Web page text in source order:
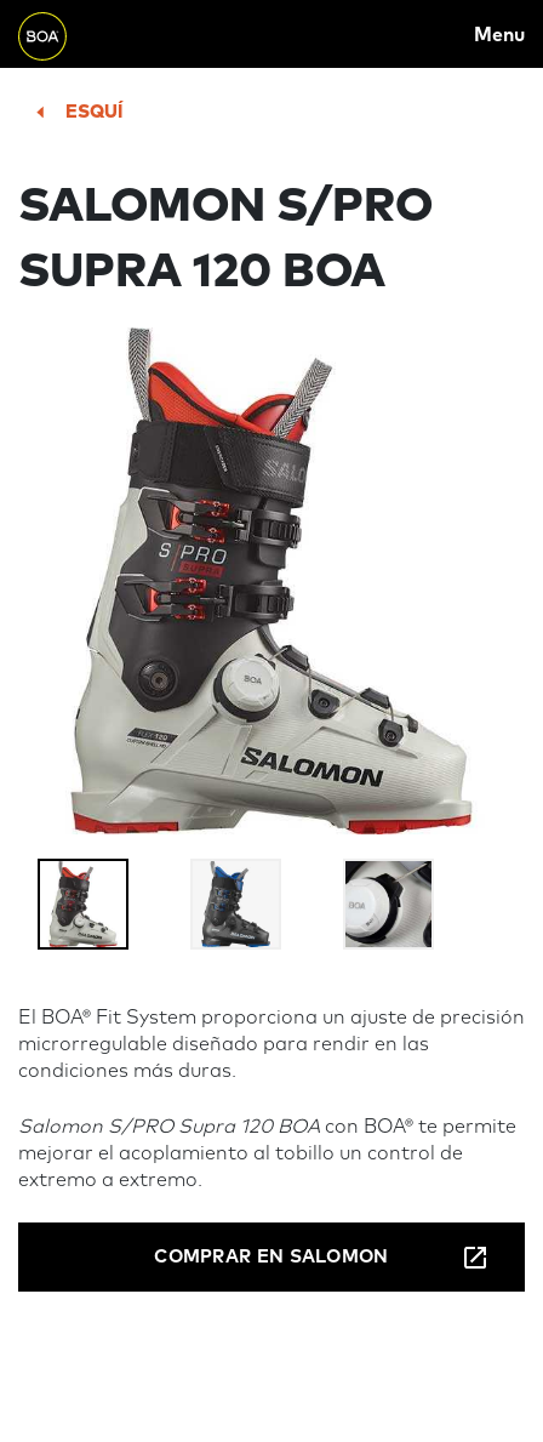
Skip to main content
NAVIGATION
Menu
Begin main content
ESQUÍ
SALOMON S/PRO
SUPRA 120 BOA
El BOA® Fit System proporciona un ajuste de precisión
microrregulable diseñado para rendir en las
condiciones más duras.
Salomon S/PRO Supra 120 BOA con BOA® te permite
mejorar el acoplamiento al tobillo un control de
extremo a extremo.
COMPRAR EN SALOMON